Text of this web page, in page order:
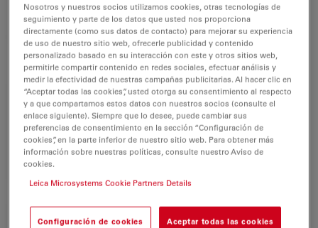
Microscope Objective HI
PLAN I 20x/0.30 PH1
11506272
1
Microscope Objective HI
PLAN I 40x/0.50 PH1
11506369
Nosotros y nuestros socios utilizamos cookies, otras tecnologías de
seguimiento y parte de los datos que usted nos proporciona
directamente (como sus datos de contacto) para mejorar su experiencia
de uso de nuestro sitio web, ofrecerle publicidad y contenido
personalizado basado en su interacción con este y otros sitios web,
permitirle compartir contenido en redes sociales, efectuar análisis y
medir la efectividad de nuestras campañas publicitarias. Al hacer clic en
“Aceptar todas las cookies”, usted otorga su consentimiento al respecto
y a que compartamos estos datos con nuestros socios (consulte el
enlace siguiente). Siempre que lo desee, puede cambiar sus
preferencias de consentimiento en la sección “Configuración de
cookies”, en la parte inferior de nuestro sitio web. Para obtener más
información sobre nuestras políticas, consulte nuestro Aviso de
cookies.
Leica Microsystems Cookie Partners Details
Configuración de cookies Aceptar todas las cookies